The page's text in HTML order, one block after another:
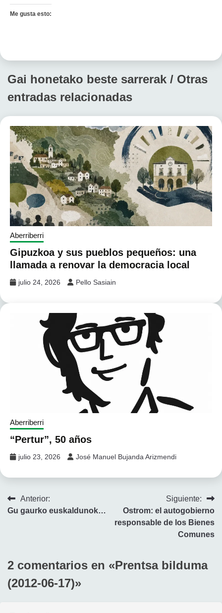
Me gusta esto:
Gai honetako beste sarrerak / Otras
entradas relacionadas
Aberriberri
Gipuzkoa y sus pueblos pequeños: una
llamada a renovar la democracia local
julio 24, 2026 Pello Sasiain
Aberriberri
“Pertur”, 50 años
julio 23, 2026 José Manuel Bujanda Arizmendi
Navegación
Anterior:
Gu gaurko euskaldunok…
Siguiente:
Ostrom: el autogobierno
responsable de los Bienes
Comunes
2 comentarios en «Prentsa bilduma
(2012-06-17)»